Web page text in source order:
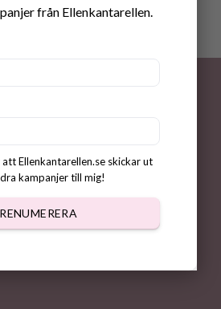
från Ellenkantarellen.
Ellenkantarellen.se skickar ut
kampanjer till mig!